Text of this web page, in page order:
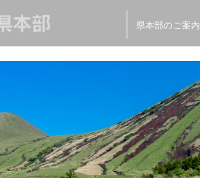
県本部のご案内